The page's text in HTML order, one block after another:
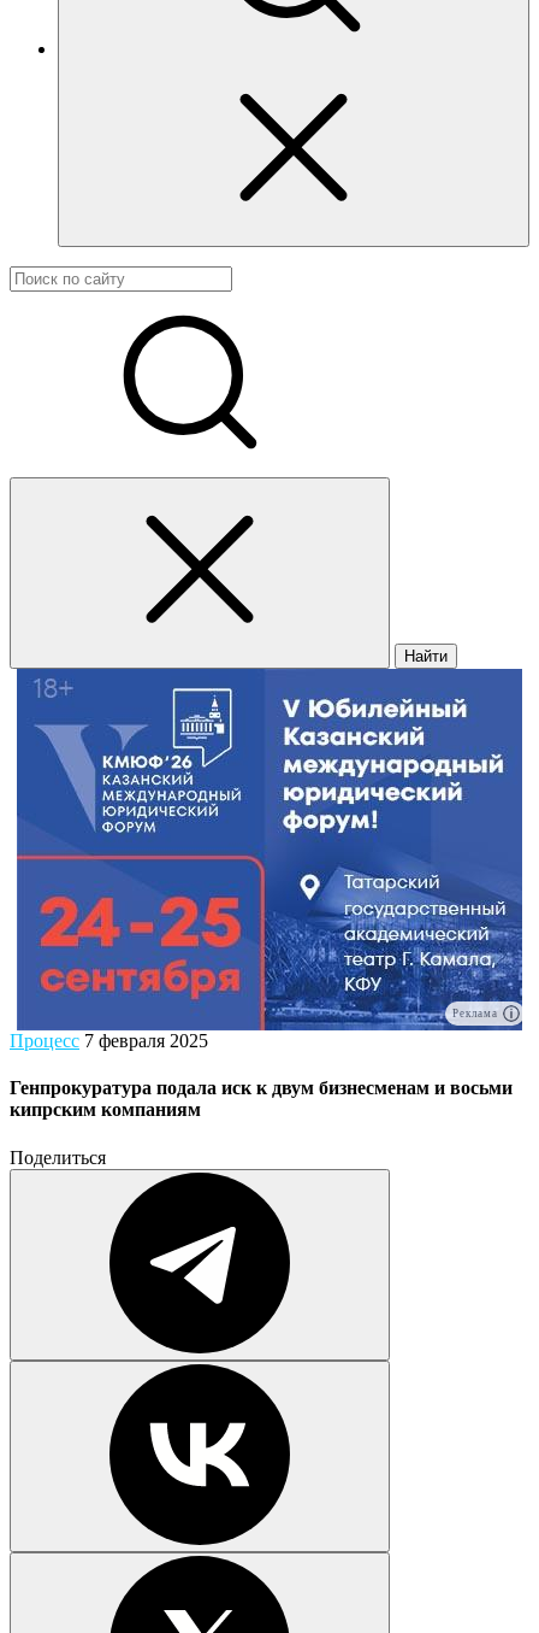
Найти
Реклама
Процесс 7 февраля 2025
Генпрокуратура подала иск к двум бизнесменам и восьми
кипрским компаниям
Поделиться